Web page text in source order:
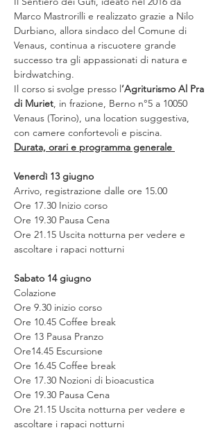
Marco Mastrorilli e realizzato grazie a Nilo
Durbiano, allora sindaco del Comune di
Venaus, continua a riscuotere grande
successo tra gli appassionati di natura e
birdwatching.
Il corso si svolge presso l’Agriturismo Al Pra
di Muriet, in frazione, Berno n°5 a 10050
Venaus (Torino), una location suggestiva,
con camere confortevoli e piscina.
Durata, orari e programma generale
Venerdì 13 giugno
Arrivo, registrazione dalle ore 15.00
Ore 17.30 Inizio corso
Ore 19.30 Pausa Cena
Ore 21.15 Uscita notturna per vedere e
ascoltare i rapaci notturni
Sabato 14 giugno
Colazione
Ore 9.30 inizio corso
Ore 10.45 Coffee break
Ore 13 Pausa Pranzo
Ore14.45 Escursione
Ore 16.45 Coffee break
Ore 17.30 Nozioni di bioacustica
Ore 19.30 Pausa Cena
Ore 21.15 Uscita notturna per vedere e
ascoltare i rapaci notturni